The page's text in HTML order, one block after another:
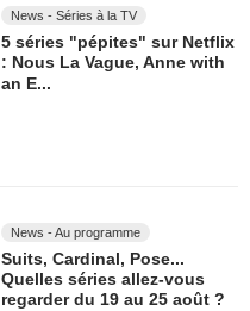
News - Séries à la TV
5 séries "pépites" sur Netflix
: Nous La Vague, Anne with
an E...
News - Au programme
Suits, Cardinal, Pose...
Quelles séries allez-vous
regarder du 19 au 25 août ?